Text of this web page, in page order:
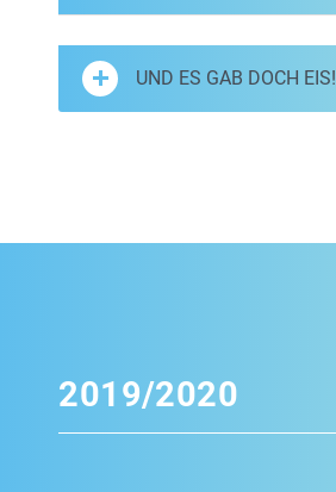
UND ES GAB DOCH EIS!
2019/2020